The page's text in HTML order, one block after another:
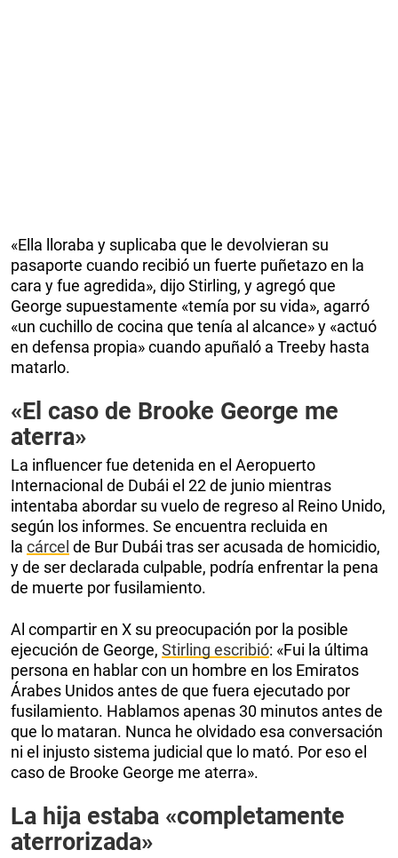
«Ella lloraba y suplicaba que le devolvieran su
pasaporte cuando recibió un fuerte puñetazo en la
cara y fue agredida», dijo Stirling, y agregó que
George supuestamente «temía por su vida», agarró
«un cuchillo de cocina que tenía al alcance» y «actuó
en defensa propia» cuando apuñaló a Treeby hasta
matarlo.
«El caso de Brooke George me
aterra»
La influencer fue detenida en el Aeropuerto
Internacional de Dubái el 22 de junio mientras
intentaba abordar su vuelo de regreso al Reino Unido,
según los informes. Se encuentra recluida en
la cárcel de Bur Dubái tras ser acusada de homicidio,
y de ser declarada culpable, podría enfrentar la pena
de muerte por fusilamiento.
Al compartir en X su preocupación por la posible
ejecución de George, Stirling escribió: «Fui la última
persona en hablar con un hombre en los Emiratos
Árabes Unidos antes de que fuera ejecutado por
fusilamiento. Hablamos apenas 30 minutos antes de
que lo mataran. Nunca he olvidado esa conversación
ni el injusto sistema judicial que lo mató. Por eso el
caso de Brooke George me aterra».
La hija estaba «completamente
aterrorizada»